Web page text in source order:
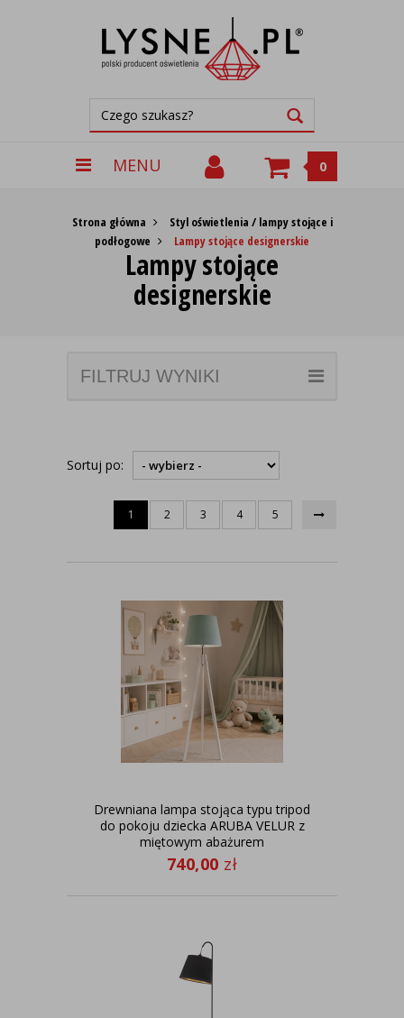
MENU 0
Strona główna
Styl oświetlenia / lampy stojące i
podłogowe
Lampy stojące designerskie
Lampy stojące
designerskie
FILTRUJ WYNIKI
Sortuj po:
1 2 3 4 5
Drewniana lampa stojąca typu tripod
do pokoju dziecka ARUBA VELUR z
miętowym abażurem
740,00 zł